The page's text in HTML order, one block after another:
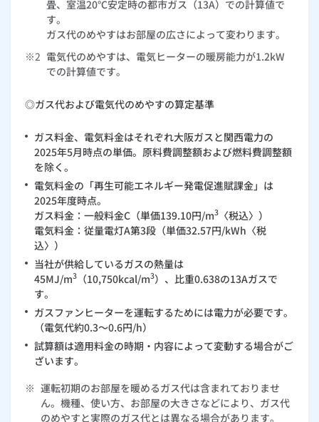
畳、室温20℃安定時の都市ガス（13A）での計算値で
す。
ガス代のめやすはお部屋の広さによって変わります。
※2 電気代のめやすは、電気ヒーターの暖房能力が1.2kW
での計算値です。
◎ガス代および電気代のめやすの算定基準
ガス料金、電気料金はそれぞれ大阪ガスと関西電力の
2025年5月時点の単価。原料費調整額および燃料費調整額
を除く。
電気料金の「再生可能エネルギー発電促進賦課金」は
2025年度時点。
ガス料金：一般料金C（単価139.10円/m3〈税込〉）
電気料金：従量電灯A第3段（単価32.57円/kWh〈税
込〉）
当社が供給しているガスの熱量は
45MJ/m3（10,750kcal/m3）、比重0.638の13Aガスで
す。
ガスファンヒーターを運転するためには電力が必要です。
（電気代約0.3～0.6円/h）
試算額は適用料金の時期・内容によって変動する場合がご
ざいます。
※ 運転初期のお部屋を暖めるガス代は含まれておりませ
ん。機種、使い方、お部屋の大きさなどにより、ガス代
のめやすと実際のガス代とは異なる場合があります。